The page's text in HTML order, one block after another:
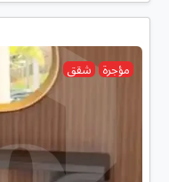
مؤجرة شقق